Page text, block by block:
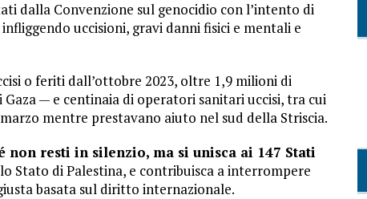
dalla Convenzione sul genocidio con l’intento di
uccisioni, gravi danni fisici e mentali e
o feriti dall’ottobre 2023, oltre 1,9 milioni di
— e centinaia di operatori sanitari uccisi, tra cui
mentre prestavano aiuto nel sud della Striscia.
resti in silenzio, ma si unisca ai 147 Stati
Stato di Palestina, e contribuisca a interrompere
basata sul diritto internazionale.